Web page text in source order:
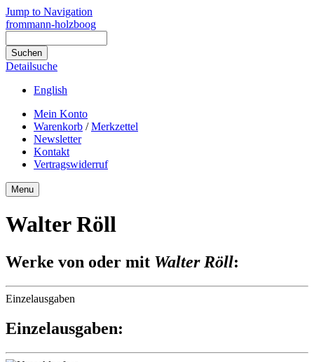
Jump to Navigation
frommann-holzboog
Detailsuche
English
Mein Konto
Warenkorb /Merkzettel
Newsletter
Kontakt
Vertragswiderruf
Menu
Walter Röll
Werke von oder mit Walter Röll:
Einzelausgaben
Einzelausgaben: